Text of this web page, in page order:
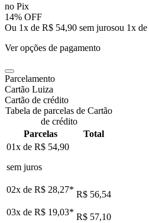
no Pix
14% OFF
Ou 1x de R$ 54,90 sem jurosou 1x de
Ver opções de pagamento
Parcelamento
Cartão Luiza
Cartão de crédito
Tabela de parcelas de Cartão
de crédito
Parcelas
Total
01x de R$ 54,90
sem juros
02x de R$ 28,27* R$ 56,54
03x de R$ 19,03* R$ 57,10